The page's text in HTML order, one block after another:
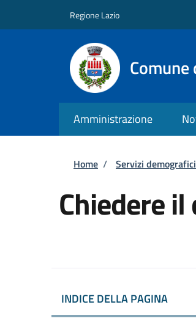
Regione Lazio
Amministrazione
Briciole di
Home / Servizi demografici
Chiedere
INDICE DELLA PAGINA